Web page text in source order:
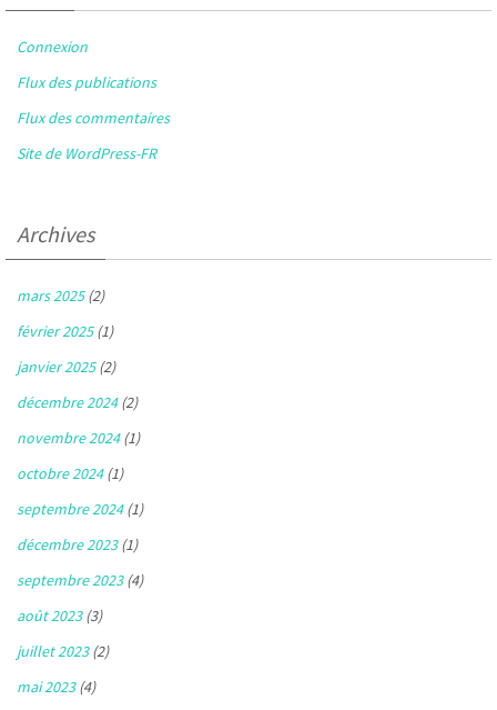
Connexion
Flux des publications
Flux des commentaires
Site de WordPress-FR
Archives
mars 2025(2)
février 2025(1)
janvier 2025(2)
décembre 2024(2)
novembre 2024(1)
octobre 2024(1)
septembre 2024(1)
décembre 2023(1)
septembre 2023(4)
août 2023(3)
juillet 2023(2)
mai 2023(4)